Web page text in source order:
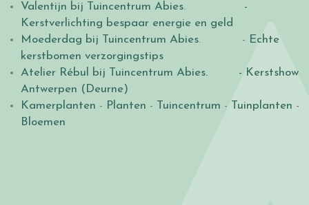
Valentijn bij Tuincentrum Abies.
-
Kerstverlichting bespaar energie en geld
Moederdag bij Tuincentrum Abies. - Echte
kerstbomen verzorgingstips
Atelier Rébul bij Tuincentrum Abies.
- Kerstshow
Antwerpen (Deurne)
Kamerplanten - Planten - Tuincentrum - Tuinplanten -
Bloemen